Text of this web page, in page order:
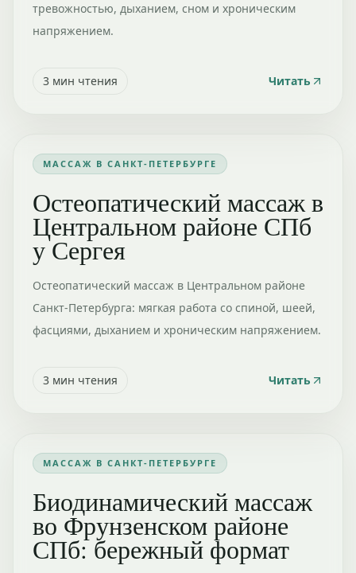
тревожностью, дыханием, сном и хроническим
напряжением.
3 мин чтения Читать
МАССАЖ В САНКТ-ПЕТЕРБУРГЕ
Остеопатический массаж в
Центральном районе СПб
у Сергея
Остеопатический массаж в Центральном районе
Санкт-Петербурга: мягкая работа со спиной, шеей,
фасциями, дыханием и хроническим напряжением.
3 мин чтения Читать
МАССАЖ В САНКТ-ПЕТЕРБУРГЕ
Биодинамический массаж
во Фрунзенском районе
СПб: бережный формат